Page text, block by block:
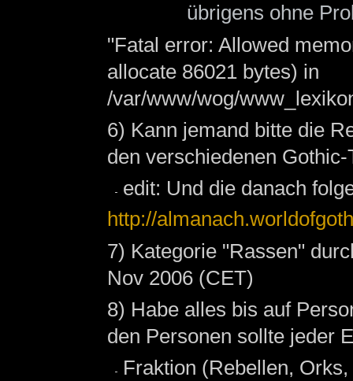
übrigens ohne
"Fatal error: Allowed
allocate 86021 bytes) in
/var/www/wog/
6) Kann jemand bitte die
den verschiedenen
edit: Und die danach
http://
7) Kategorie "Rassen"
Nov 2006 (CET)
8) Habe alles bis auf
den Personen sollte jeder
Fraktion (Rebellen,